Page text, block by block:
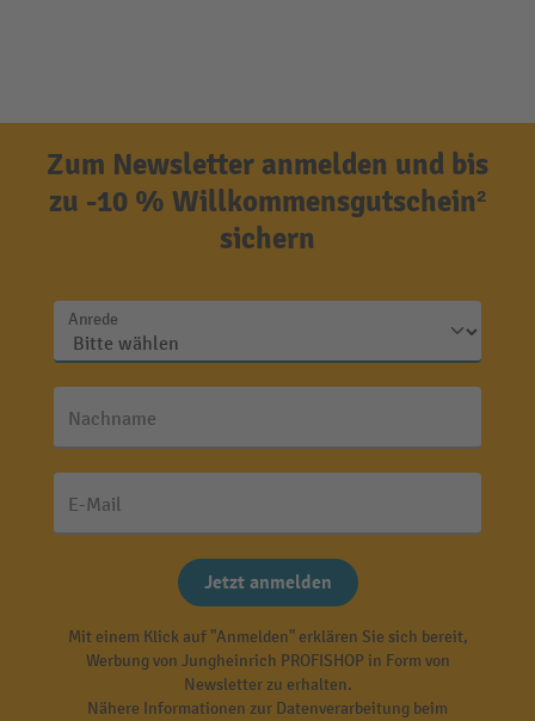
Zum Newsletter anmelden und bis
zu -10 % Willkommensgutschein²
sichern
Anrede
Nachname
E-Mail
Jetzt anmelden
Mit einem Klick auf "Anmelden" erklären Sie sich bereit,
Werbung von Jungheinrich PROFISHOP in Form von
Newsletter zu erhalten.
Nähere Informationen zur Datenverarbeitung beim